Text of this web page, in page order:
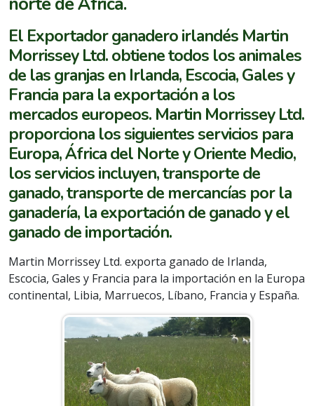
El Exportador ganadero irlandés Martin
Morrissey Ltd. obtiene todos los animales
de las granjas en Irlanda, Escocia, Gales y
Francia para la exportación a los
mercados europeos. Martin Morrissey Ltd.
proporciona los siguientes servicios para
Europa, África del Norte y Oriente Medio,
los servicios incluyen, transporte de
ganado, transporte de mercancías por la
ganadería, la exportación de ganado y el
ganado de importación.
Martin Morrissey Ltd. exporta ganado de Irlanda,
Escocia, Gales y Francia para la importación en la Europa
continental, Libia, Marruecos, Líbano, Francia y España.